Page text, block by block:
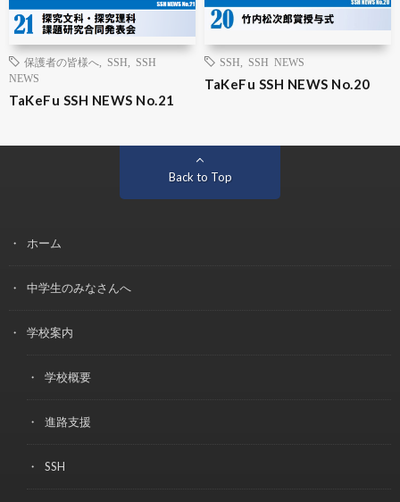
保護者の皆様へ SSH
SSH
NEWS
TaKeFu SSH NEWS No.21
SSH SSH NEWS
TaKeFu SSH NEWS No.20
Back to Top
ホーム
中学生のみなさんへ
学校案内
学校概要
進路支援
SSH